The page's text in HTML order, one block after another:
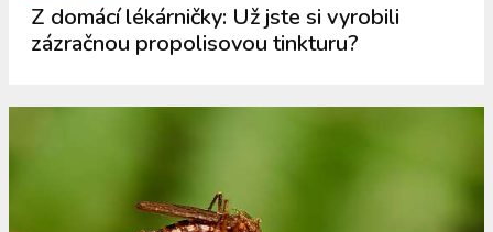
Z domácí lékárničky: Už jste si vyrobili
zázračnou propolisovou tinkturu?